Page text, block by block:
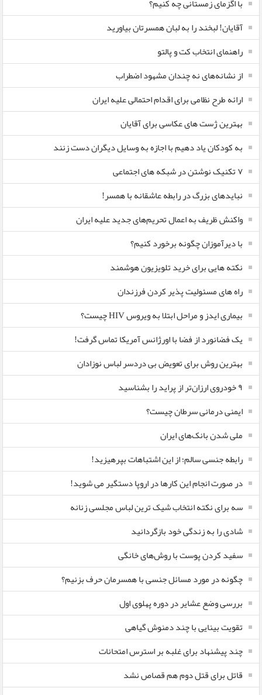
با اگزمای زمستانی چه کنیم؟
آقایان! لبخند را به لبان همسرتان بیاورید
راهنمای انتخاب کت و پالتو
از نشانه‌های نه چندان مشهود اضطراب
ارائه طرح نظامی برای اقدام احتمالی علیه ایران
بهترین ژست های عکاسی برای آقایان
به کودکان یاد دهیم با اجازه به وسایل دیگران دست زنند
۷ تکنیک نوشتن در شبکه های اجتماعی
نبایدهای بزرگ در رابطه عاشقانه با همسر!
واکنش ظریف به اعمال تحریم‌های جدید علیه ایران
با دیرآموزان چگونه برخورد کنیم؟
نکته هایی برای خرید تلویزیون هوشمند
راه های مسئولیت پذیر کردن فرزندان
بیماری ایدز و مراحل ابتلا به ویروس HIV چیست؟
یک فضانورد از فضا با اورژانس آمریکا تماس گرفت!
بهترین روش برای تعویض بی دردسر لباس نوزادان
٩ خودروی ارزان‌تر از پراید را بشناسید
ایمنی درمانی سرطان چیست؟
ملی شدن بانک‌های ایران
رابطه جنسی سالم؛ از این اشتباهات بپرهیزید!
در صورت انجام این کارها در اروپا دستگیر می شوید!
سه برای نکته انتخاب شیک ترین لباس مجلسی زنانه
شادی را به زندگی خود بازگردانید
سفید کردن پوست با روش‌های خانگی
چگونه در مورد مسائل جنسی با همسرمان حرف بزنیم؟
بررسی وضع عشایر در دوره پهلوی اول
تقویت بینایی با چند دمنوش گیاهی
چند پیشنهاد برای غلبه بر استرس امتحانات
قاتل برای قتل دوم هم قصاص نشد